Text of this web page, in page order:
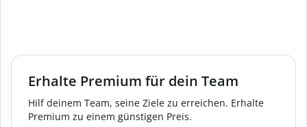
Erhalte Premium für dein Team
Hilf deinem Team, seine Ziele zu erreichen. Erhalte
Premium zu einem günstigen Preis.